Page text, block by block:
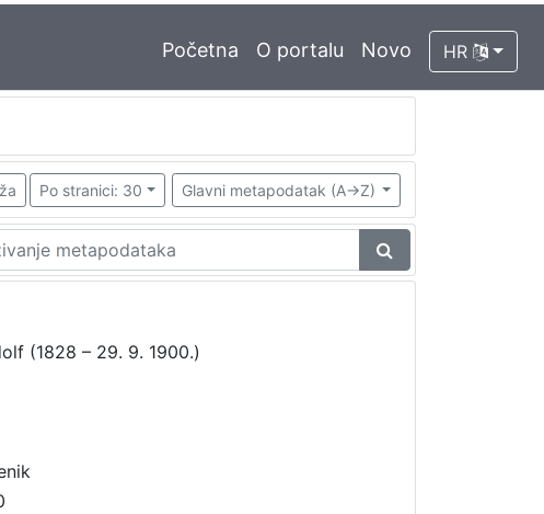
Početna O portalu Novo HR
Po stranici: 30 Glavni metapodatak (A->Z)
(1828 – 29. 9. 1900.)